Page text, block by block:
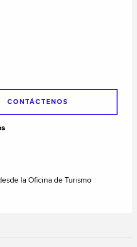
CONTÁCTENOS
la Oficina de Turismo